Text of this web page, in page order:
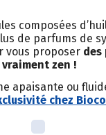
composées
de parfums de
vous proposer des
zen !
apaisante ou
chez